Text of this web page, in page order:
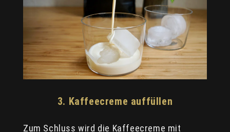
3. Kaffeecreme auffüllen
Zum Schluss wird die Kaffeecreme mit